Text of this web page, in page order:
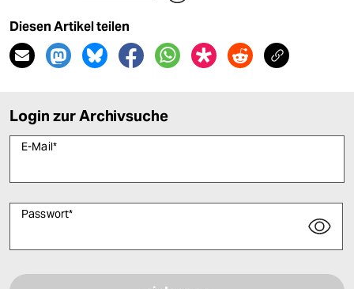
Diesen Artikel teilen
Login zur Archivsuche
E-Mail*
Passwort*